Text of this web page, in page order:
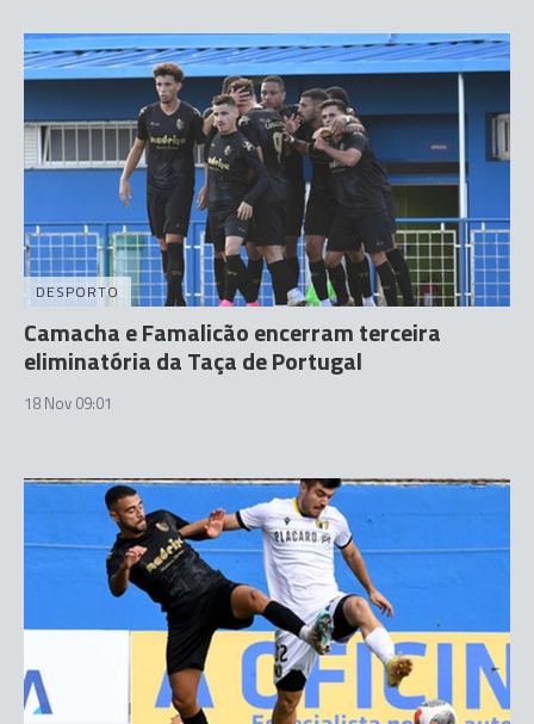
DESPORTO
Camacha e Famalicão encerram terceira
eliminatória da Taça de Portugal
18 Nov 09:01